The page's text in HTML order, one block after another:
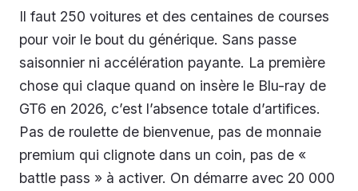
Il faut 250 voitures et des centaines de courses
pour voir le bout du générique. Sans passe
saisonnier ni accélération payante. La première
chose qui claque quand on insère le Blu-ray de
GT6 en 2026, c’est l’absence totale d’artifices.
Pas de roulette de bienvenue, pas de monnaie
premium qui clignote dans un coin, pas de «
battle pass » à activer. On démarre avec 20 000